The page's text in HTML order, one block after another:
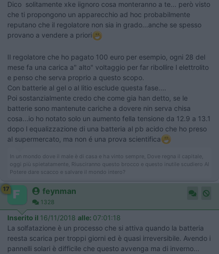
Dico solitamente xke iignoro cosa monteranno a te... però visto
che ti propongono un apparecchio ad hoc probabilmente
reputano che il regolatore non sia in grado...anche se spesso
provano a vendere a priori
Il regolatore che ho pagato 100 euro per esempio, ogni 28 del
mese fa una carica a" alto" voltaggio per far ribollire l elettrolito
e penso che serva proprio a questo scopo.
Con batterie al gel o al litio esclude questa fase....
Poi sostanzialmente credo che come gia han detto, se le
batterie sono mantenute cariche a dovere nin serva chisa
cosa...io ho notato solo un aumento fella tensione da 12.9 a 13.1
dopo l equalizzazione di una batteria al pb acido che ho preso
al supermercato, ma non é una prova scientifica
In un mondo dove il male è di casa e ha vinto sempre, Dove regna il capitale,
oggi più spietatamente, Riusciranno questo brocco e questo inutile scudiero Al
Potere dare scacco e salvare il mondo intero?
17 feynman
1328
Inserito il 16/11/2018 alle: 07:01:18
La solfatazione è un processo che si attiva quando la batteria
reesta scarica per troppi giorni ed è quasi irreversibile. Avendo i
pannelli solari è difficile che questo avvenga ma di inverno...